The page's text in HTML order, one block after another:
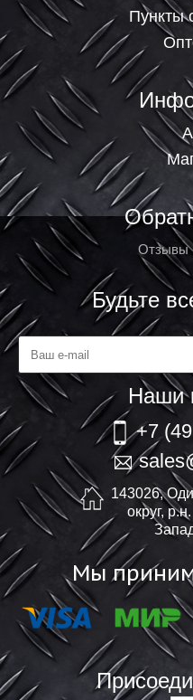
Пункты
Отзывы
Будьте
Наши
+7
143026,
округ,
Мы